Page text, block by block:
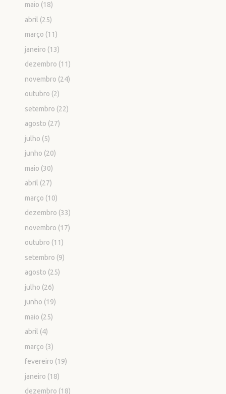
maio (18)
abril (25)
março (11)
janeiro (13)
dezembro (11)
novembro (24)
outubro (2)
setembro (22)
agosto (27)
julho (5)
junho (20)
maio (30)
abril (27)
março (10)
dezembro (33)
novembro (17)
outubro (11)
setembro (9)
agosto (25)
julho (26)
junho (19)
maio (25)
abril (4)
março (3)
fevereiro (19)
janeiro (18)
dezembro (18)